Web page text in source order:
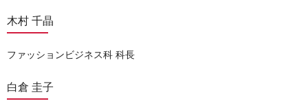
木村 千晶
ファッションビジネス科 科長
白倉 圭子